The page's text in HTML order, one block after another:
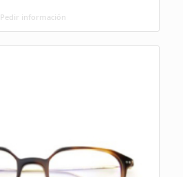
Pedir información